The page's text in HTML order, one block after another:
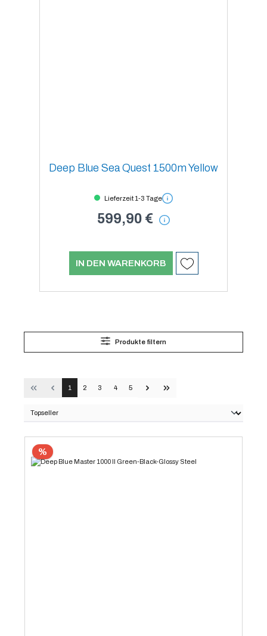
Deep Blue Sea Quest 1500m Yellow
Lieferzeit 1-3 Tage
599,90 €
IN DEN WARENKORB
Produkte filtern
1 2 3 4 5
%